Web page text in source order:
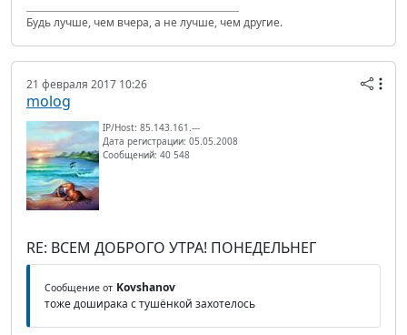
Будь лучше, чем вчера, а не лучше, чем другие.
21 февраля 2017 10:26
molog
IP/Host: 85.143.161.---
Дата регистрации: 05.05.2008
Сообщений: 40 548
RE: ВСЕМ ДОБРОГО УТРА! ПОНЕДЕЛЬНЕГ
Сообщение от Kovshanov
тоже доширака с тушёнкой захотелось